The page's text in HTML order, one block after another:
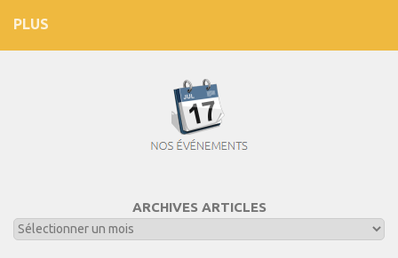
PLUS
ARCHIVES ARTICLES